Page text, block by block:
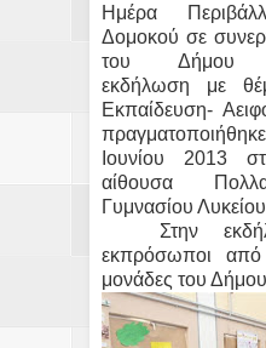
Ημέρα
Δομοκού σε
του Δήμου
εκδήλωση με
Εκπαίδευση-
Ιουνίου 2013
αίθουσα
Γυμνασίου
Στην
εκπρόσωποι από
μονάδες του